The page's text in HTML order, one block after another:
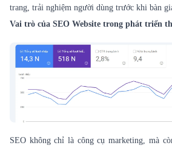
trang, trải nghiệm người dùng trước khi bàn
Vai trò của SEO Website trong phát triển
SEO không chỉ là công cụ marketing, mà